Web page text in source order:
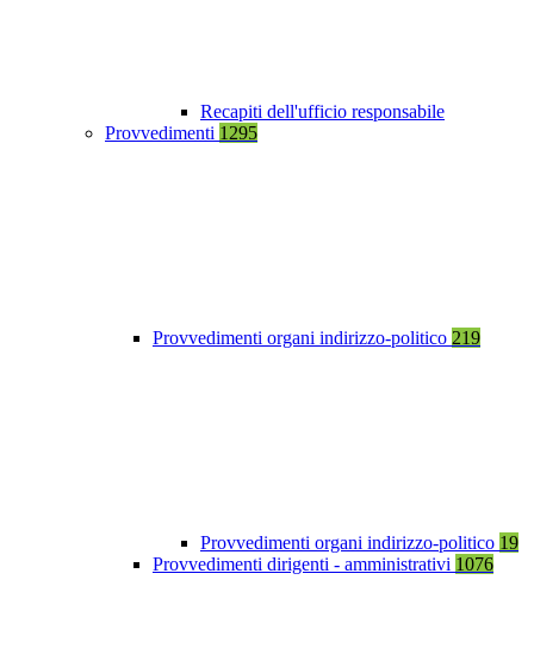
Recapiti dell'ufficio responsabile
Provvedimenti 1295
Provvedimenti organi indirizzo-politico 219
Provvedimenti organi indirizzo-politico 19
Provvedimenti dirigenti - amministrativi 1076